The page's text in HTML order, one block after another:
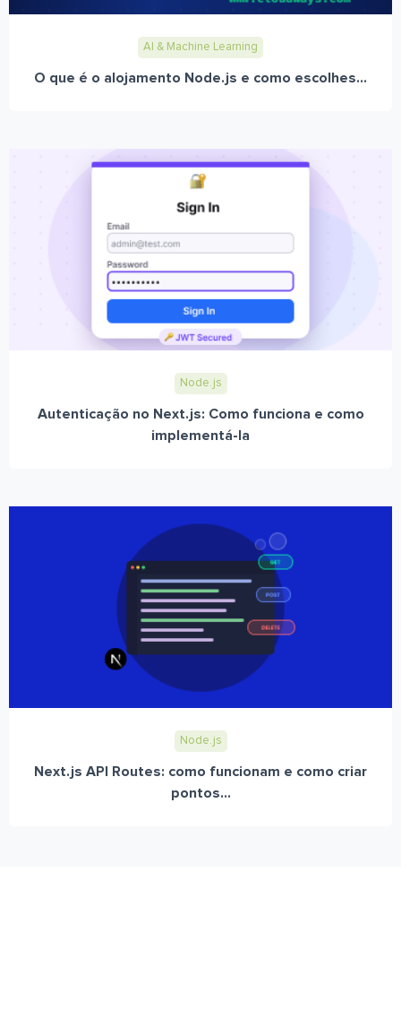
AI & Machine Learning
O que é o alojamento Node.js e como escolhes...
Node.js
Autenticação no Next.js: Como funciona e como
implementá-la
Node.js
Next.js API Routes: como funcionam e como criar
pontos...